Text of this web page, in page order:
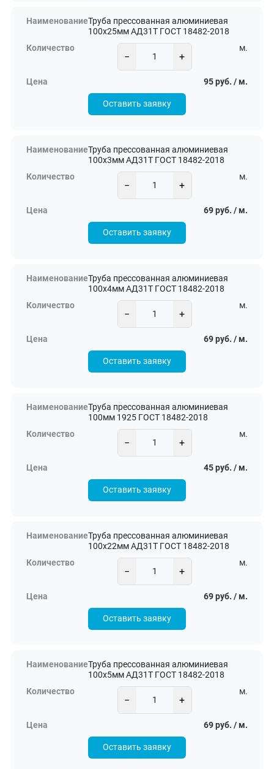
Труба прессованная алюминиевая
100х25мм АД31Т ГОСТ 18482-2018
− +
м.
95 руб. / м.
Оставить заявку
Труба прессованная алюминиевая
100х3мм АД31Т ГОСТ 18482-2018
− +
м.
69 руб. / м.
Оставить заявку
Труба прессованная алюминиевая
100х4мм АД31Т ГОСТ 18482-2018
− +
м.
69 руб. / м.
Оставить заявку
Труба прессованная алюминиевая
100мм 1925 ГОСТ 18482-2018
− +
м.
45 руб. / м.
Оставить заявку
Труба прессованная алюминиевая
100х22мм АД31Т ГОСТ 18482-2018
− +
м.
69 руб. / м.
Оставить заявку
Труба прессованная алюминиевая
100х5мм АД31Т ГОСТ 18482-2018
− +
м.
69 руб. / м.
Оставить заявку